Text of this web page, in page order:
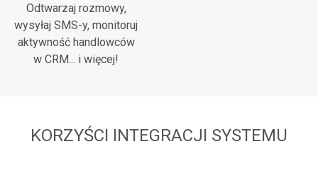
Odtwarzaj rozmowy,
wysyłaj SMS-y, monitoruj
aktywność handlowców
w CRM... i więcej!
KORZYŚCI INTEGRACJI SYSTEMU